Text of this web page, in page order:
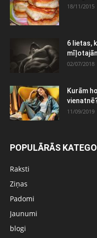
18/11/2015
6 lietas,
02/07/2018
Kurām
11/09/2019
POPULĀRĀS
Raksti
Ziņas
Padomi
Jaunumi
blogi